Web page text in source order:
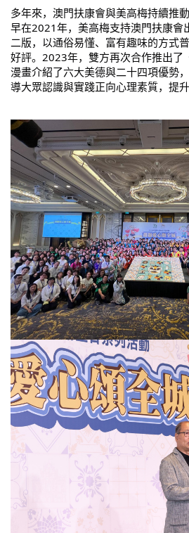
多年來，澳門扶康會與美高梅持續推
早在2021年，美高梅支持澳門扶康會
二版，以通俗易懂、富有趣味的方式
好評。2023年，雙方再次合作推出了
漫畫介紹了六大美德與二十四項優勢
導大眾認識與實踐正向心理素質，提升